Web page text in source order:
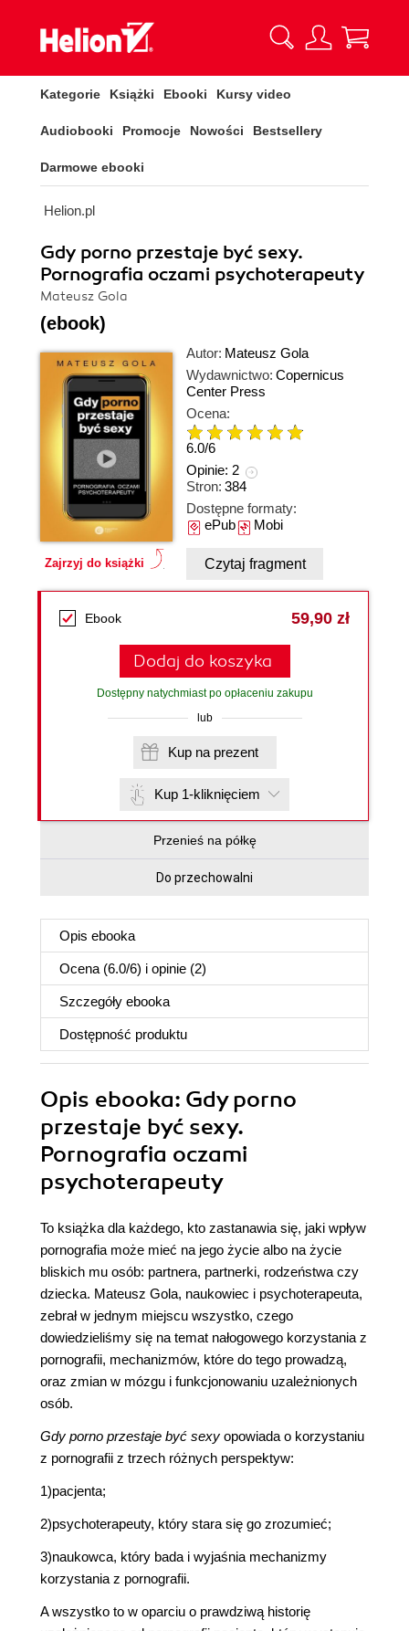
Kategorie Książki Ebooki Kursy video
Audiobooki Promocje Nowości Bestsellery
Darmowe ebooki
Helion.pl
Gdy porno przestaje być sexy.
Pornografia oczami psychoterapeuty
Mateusz Gola
(ebook)
Zajrzyj do książki
Autor: Mateusz Gola
Wydawnictwo: Copernicus
Center Press
Ocena:
6.0/6
Opinie: 2
Stron: 384
Dostępne formaty:
ePubMobi
Czytaj fragment
Ebook 59,90 zł
Dodaj do koszyka
Dostępny natychmiast po opłaceniu zakupu
lub
Kup na prezent
Kup 1-kliknięciem
Przenieś na półkę
Do przechowalni
Opis ebooka
Ocena (6.0/6) i opinie (2)
Szczegóły ebooka
Dostępność produktu
Opis ebooka: Gdy porno
przestaje być sexy.
Pornografia oczami
psychoterapeuty
To książka dla każdego, kto zastanawia się, jaki wpływ
pornografia może mieć na jego życie albo na życie
bliskich mu osób: partnera, partnerki, rodzeństwa czy
dziecka. Mateusz Gola, naukowiec i psychoterapeuta,
zebrał w jednym miejscu wszystko, czego
dowiedzieliśmy się na temat nałogowego korzystania z
pornografii, mechanizmów, które do tego prowadzą,
oraz zmian w mózgu i funkcjonowaniu uzależnionych
osób.
Gdy porno przestaje być sexy opowiada o korzystaniu
z pornografii z trzech różnych perspektyw:
1)pacjenta;
2)psychoterapeuty, który stara się go zrozumieć;
3)naukowca, który bada i wyjaśnia mechanizmy
korzystania z pornografii.
A wszystko to w oparciu o prawdziwą historię